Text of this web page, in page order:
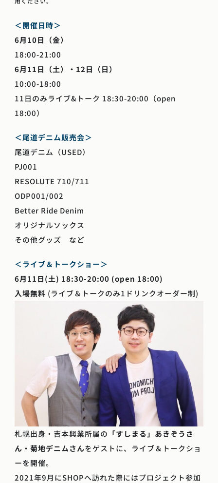
＜開催日時＞
6月10日（金）
18:00-21:00
6月11日（土）・12日（日）
10:00-18:00
11日のみライブ&トーク 18:30-20:00（open
18:00）
＜尾道デニム販売会＞
尾道デニム（USED）
PJ001
RESOLUTE 710/711
ODP001/002
Better Ride Denim
オリジナルソックス
その他グッズ など
＜ライブ＆トークショー＞
6月11日(土) 18:30-20:00 (open 18:00)
入場無料 (ライブ＆トークのみ1ドリンクオーダー制)
札幌出身・吉本興業所属の 「すしまる」あきぞうさ
ん・菊地デニムさんをゲストに、ライブ＆トークショ
ーを開催。
2021年9月にSHOPへ訪れた際にはプロジェクト参加